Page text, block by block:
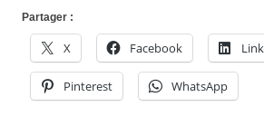
Partager :
X Facebook
Pinterest WhatsApp